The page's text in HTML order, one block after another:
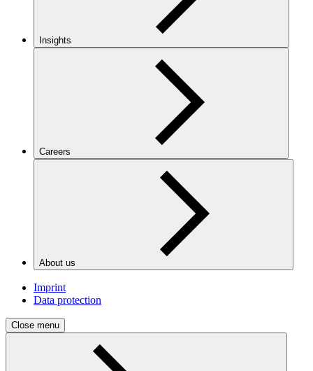
Insights
Careers
About us
Imprint
Data protection
Close menu